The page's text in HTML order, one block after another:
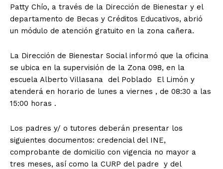
Patty Chío, a través de la Dirección de Bienestar y el
departamento de Becas y Créditos Educativos, abrió
un módulo de atención gratuito en la zona cañera.
La Dirección de Bienestar Social informó que la oficina
se ubica en la supervisión de la Zona 098, en la
escuela Alberto Villasana del Poblado El Limón y
atenderá en horario de lunes a viernes , de 08:30 a las
15:00 horas .
Los padres y/ o tutores deberán presentar los
siguientes documentos: credencial del INE,
comprobante de domicilio con vigencia no mayor a
tres meses, así como la CURP del padre y del